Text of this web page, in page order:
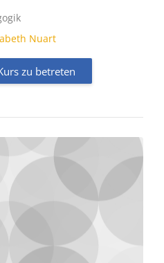
Nuart
zu betreten